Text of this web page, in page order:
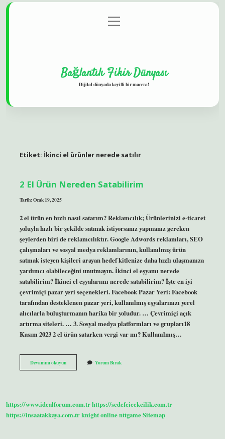
Gizlilik Politikası
menüyü
aç
Bağlantılı Fikir Dünyası
Dijital dünyada keyifli bir macera!
Etiket: İkinci el ürünler nerede satılır
2 El Ürün Nereden Satabilirim
Tarih: Ocak 19, 2025
2 el ürün en hızlı nasıl satarım? Reklamcılık; Ürünlerinizi e-ticaret
yoluyla hızlı bir şekilde satmak istiyorsanız yapmanız gereken
şeylerden biri de reklamcılıktır. Google Adwords reklamları, SEO
çalışmaları ve sosyal medya reklamlarının, kullanılmış ürün
satmak isteyen kişileri arayan hedef kitlenize daha hızlı ulaşmanıza
yardımcı olabileceğini unutmayın. İkinci el eşyamı nerede
satabilirim? İkinci el eşyalarımı nerede satabilirim? İşte en iyi
çevrimiçi pazar yeri seçenekleri. Facebook Pazar Yeri: Facebook
tarafından desteklenen pazar yeri, kullanılmış eşyalarınızı yerel
alıcılarla buluşturmanın harika bir yoludur. … Çevrimiçi açık
artırma siteleri. … 3. Sosyal medya platformları ve grupları18
Kasım 2023 2 el ürün satarken vergi var mı? Kullanılmış…
Devamını okuyun2
El
Yorum Bırak
https://www.idealforum.com.trhttps://sedefcicekcilik.com.tr
https://insaatakkaya.com.trknight onlinenttgameSitemap